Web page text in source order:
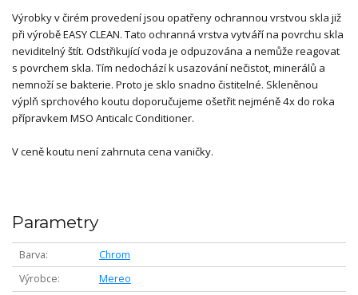
Výrobky v čirém provedení jsou opatřeny ochrannou vrstvou skla již
při výrobě EASY CLEAN. Tato ochranná vrstva vytváří na povrchu skla
neviditelný štít. Odstřikující voda je odpuzována a nemůže reagovat
s povrchem skla. Tím nedochází k usazování nečistot, minerálů a
nemnoží se bakterie. Proto je sklo snadno čistitelné. Skleněnou
výplň sprchového koutu doporučujeme ošetřit nejméně 4x do roka
přípravkem MSO Anticalc Conditioner.
V ceně koutu není zahrnuta cena vaničky.
Parametry
Barva
Chrom
Výrobce
Mereo